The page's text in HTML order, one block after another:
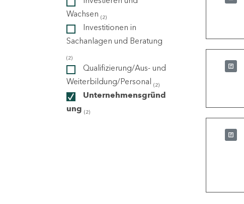
Wachsen (2)
Investitionen in
Sachanlagen und Beratung
(2)
Qualifizierung/Aus- und
Weiterbildung/Personal (2)
Unternehmensgründ
ung (2)